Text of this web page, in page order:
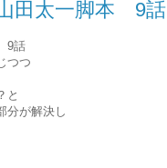
田太一脚本 9話
9話
つつ
と
分が解決し